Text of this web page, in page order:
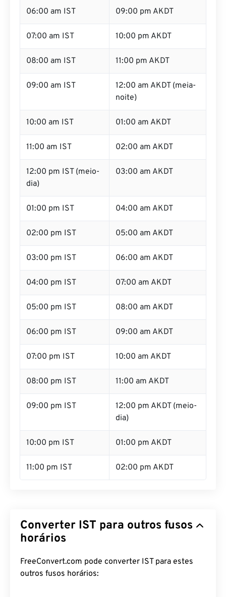
06:00 am IST 09:00 pm AKDT
07:00 am IST 10:00 pm AKDT
08:00 am IST 11:00 pm AKDT
09:00 am IST
12:00 am AKDT (meia-
noite)
10:00 am IST 01:00 am AKDT
11:00 am IST 02:00 am AKDT
12:00 pm IST (meio-
dia)
03:00 am AKDT
01:00 pm IST 04:00 am AKDT
02:00 pm IST 05:00 am AKDT
03:00 pm IST 06:00 am AKDT
04:00 pm IST 07:00 am AKDT
05:00 pm IST 08:00 am AKDT
06:00 pm IST 09:00 am AKDT
07:00 pm IST 10:00 am AKDT
08:00 pm IST 11:00 am AKDT
09:00 pm IST
12:00 pm AKDT (meio-
dia)
10:00 pm IST 01:00 pm AKDT
11:00 pm IST 02:00 pm AKDT
Converter IST para outros fusos
horários
FreeConvert.com pode converter IST para estes
outros fusos horários: